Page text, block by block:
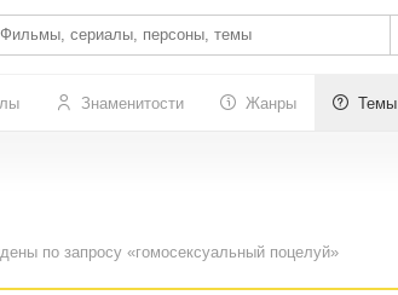
Знаменитости Жанры Темы
по запросу «гомосексуальный поцелуй»